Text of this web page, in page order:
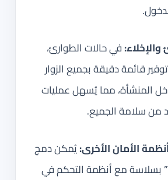
والإخلاء:في حالات الطوارئ،
قائمة دقيقة بجميع الزوار
المنشأة، مما يُسهل عمليات
من سلامة الجميع.
الأمان الأخرى:يُمكن دمج
“Visitor Flow” بسلاسة مع أنظمة التحكم في